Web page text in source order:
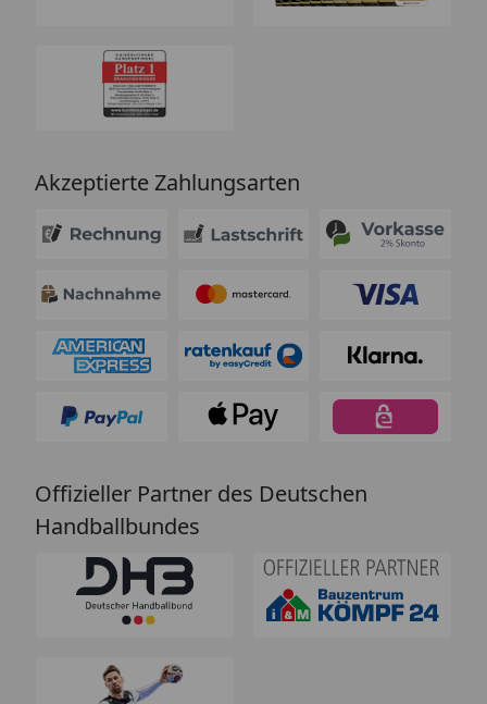
Akzeptierte Zahlungsarten
Offizieller Partner des Deutschen
Handballbundes